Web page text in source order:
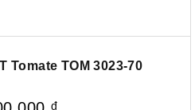
Tomate TOM 3023-70